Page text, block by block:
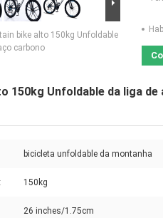
bike alto 150kg Unfoldable
carbono
150kg Unfoldable da liga
bicicleta unfoldable da montanha
150kg
26 inches/1.75cm